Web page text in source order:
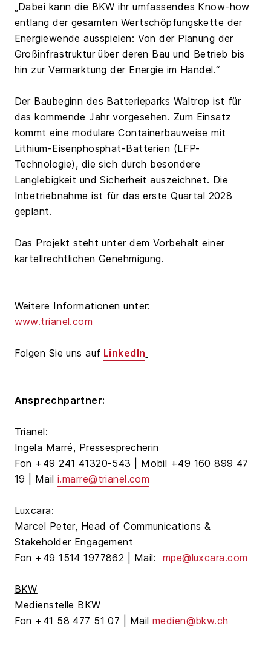
„Dabei kann die BKW ihr umfassendes Know-how
entlang der gesamten Wertschöpfungskette der
Energiewende ausspielen: Von der Planung der
Großinfrastruktur über deren Bau und Betrieb bis
hin zur Vermarktung der Energie im Handel.“
Der Baubeginn des Batterieparks Waltrop ist für
das kommende Jahr vorgesehen. Zum Einsatz
kommt eine modulare Containerbauweise mit
Lithium-Eisenphosphat-Batterien (LFP-
Technologie), die sich durch besondere
Langlebigkeit und Sicherheit auszeichnet. Die
Inbetriebnahme ist für das erste Quartal 2028
geplant.
Das Projekt steht unter dem Vorbehalt einer
kartellrechtlichen Genehmigung.
Weitere Informationen unter:
www.trianel.com
Folgen Sie uns auf LinkedIn
Ansprechpartner:
Trianel:
Ingela Marré, Pressesprecherin
Fon +49 241 41320-543 | Mobil +49 160 899 47
19 | Mail i.marre@trianel.com
Luxcara:
Marcel Peter, Head of Communications &
Stakeholder Engagement
Fon +49 1514 1977862 | Mail: mpe@luxcara.com
BKW
Medienstelle BKW
Fon +41 58 477 51 07 | Mail medien@bkw.ch